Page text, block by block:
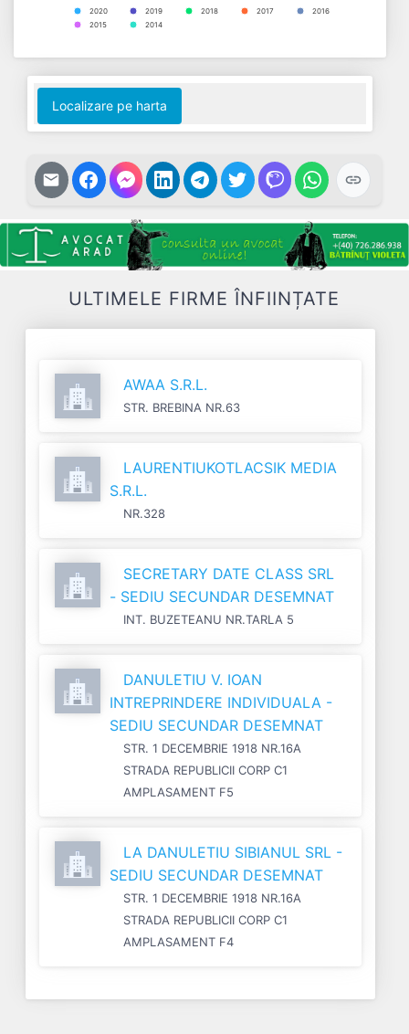
2020 2019 2018 2017
2016
2015
2014
End of interactive chart.
Localizare pe harta
ULTIMELE FIRME ÎNFIINȚATE
AWAA S.R.L.
STR. BREBINA NR.63
LAURENTIUKOTLACSIK MEDIA
S.R.L.
NR.328
SECRETARY DATE CLASS SRL
- SEDIU SECUNDAR DESEMNAT
INT. BUZETEANU NR.TARLA 5
DANULETIU V. IOAN
INTREPRINDERE INDIVIDUALA -
SEDIU SECUNDAR DESEMNAT
STR. 1 DECEMBRIE 1918 NR.16A
STRADA REPUBLICII CORP C1
AMPLASAMENT F5
LA DANULETIU SIBIANUL SRL -
SEDIU SECUNDAR DESEMNAT
STR. 1 DECEMBRIE 1918 NR.16A
STRADA REPUBLICII CORP C1
AMPLASAMENT F4